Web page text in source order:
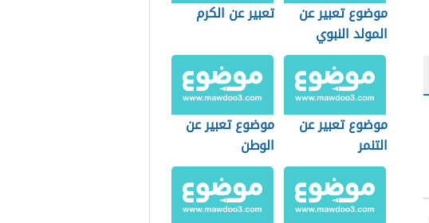
موضوع تعبير عن
المولد النبوي
الشريف
تعبير عن الكرم
موضوع تعبير عن
التنمر
موضوع تعبير عن
الوطن